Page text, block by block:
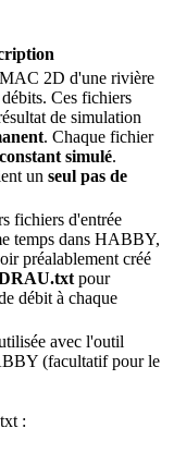
2D d'une rivière
Ces fichiers
de simulation
. Chaque fichier
simulé.
un seul pas de
fichiers d'entrée
temps dans HABBY,
préalablement créé
pour
débit à chaque
avec l'outil
(facultatif pour le
: